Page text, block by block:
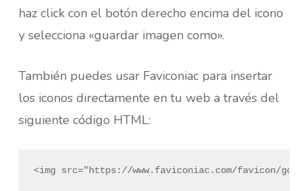
haz click con el botón derecho encima del icono
y selecciona «guardar imagen como».
También puedes usar Faviconiac para insertar
los iconos directamente en tu web a través del
siguiente código HTML:
<img src="https://www.faviconiac.com/favicon/